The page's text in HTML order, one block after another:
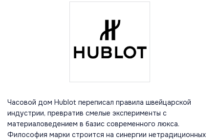
Часовой дом Hublot переписал правила швейцарской
индустрии, превратив смелые эксперименты с
материаловедением в базис современного люкса.
Философия марки строится на синергии нетрадиционных